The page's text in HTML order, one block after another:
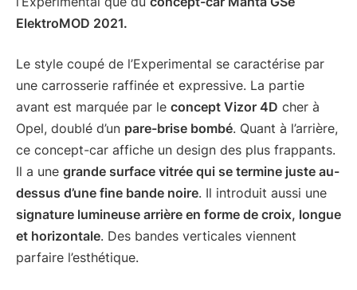
ElektroMOD 2021.
Le style coupé de l’Experimental se caractérise par
une carrosserie raffinée et expressive. La partie
avant est marquée par le concept Vizor 4D cher à
Opel, doublé d’un pare-brise bombé. Quant à l’arrière,
ce concept-car affiche un design des plus frappants.
Il a une grande surface vitrée qui se termine juste au-
dessus d’une fine bande noire. Il introduit aussi une
signature lumineuse arrière en forme de croix, longue
et horizontale. Des bandes verticales viennent
parfaire l’esthétique.